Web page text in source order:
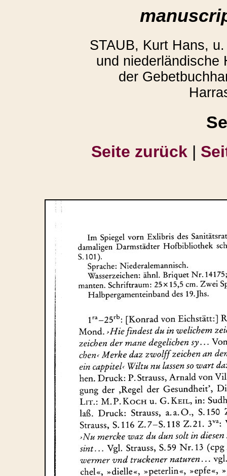
STAUB, Kurt Hans,
und niederländische
der
Seite zurück |